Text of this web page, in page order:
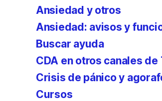
Ansiedad y otros
Ansiedad: avisos y
Buscar ayuda
CDA en otros canales de
Crisis de pánico y
Cursos